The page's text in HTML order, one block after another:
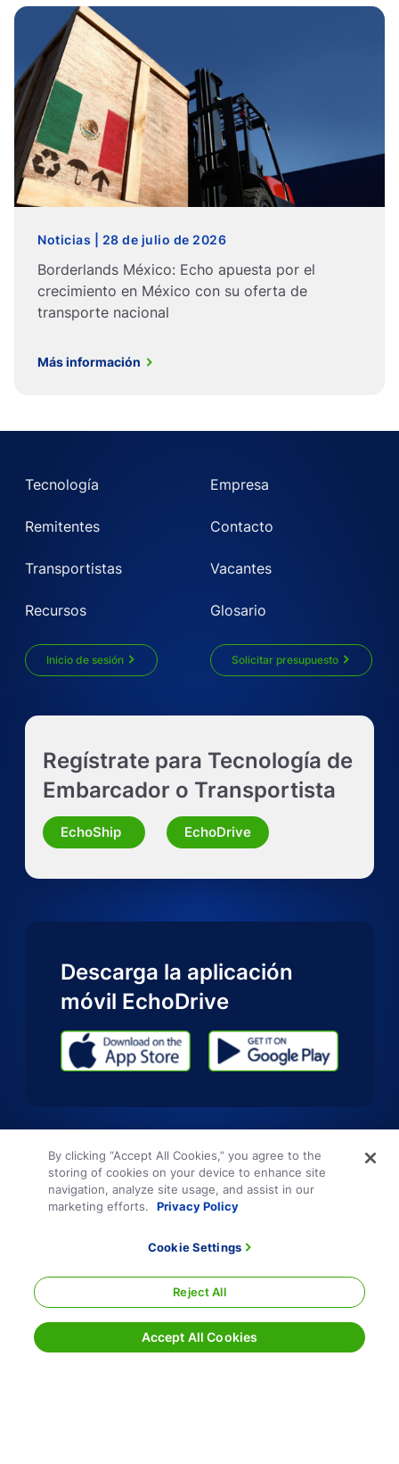
Noticias | 28 de julio de 2026
Borderlands México: Echo apuesta por el
crecimiento en México con su oferta de
transporte nacional
Más información
Tecnología
Remitentes
Transportistas
Recursos
Inicio de sesión
Empresa
Contacto
Vacantes
Glosario
Solicitar presupuesto
Obtenga un presupuesto LTL al instante
Solicitar presupuesto de camión completo
Solicitar presupuesto para otra modalidad
Regístrate para Tecnología de
Embarcador o Transportista
EchoShip EchoDrive
Descarga la aplicación
móvil EchoDrive
By clicking “Accept All Cookies,” you agree to the
storing of cookies on your device to enhance site
navigation, analyze site usage, and assist in our
marketing efforts.
Privacy Policy
Cookie Settings
Reject All
Accept All Cookies